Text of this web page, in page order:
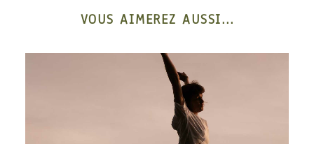
VOUS AIMEREZ AUSSI...